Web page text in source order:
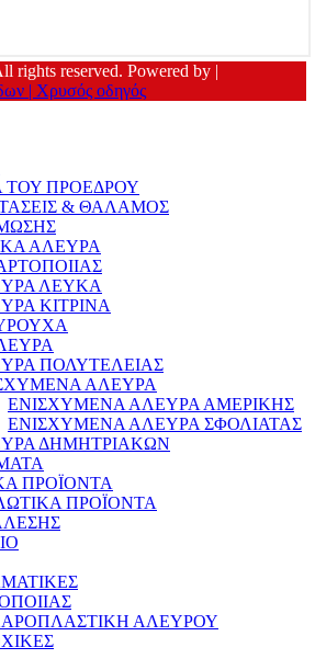
rights reserved. Powered by |
ΠΡΟΕΔΡΟΥ
& ΘΑΛΑΜΟΣ
ΑΛΕΥΡΑ
ΛΕΥΚΑ
ΚΙΤΡΙΝΑ
ΠΟΛΥΤΕΛΕΙΑΣ
ΑΛΕΥΡΑ
ΕΝΙΣΧΥΜΕΝΑ ΑΛΕΥΡΑ ΑΜΕΡΙΚΗΣ
ΕΝΙΣΧΥΜΕΝΑ ΑΛΕΥΡΑ ΣΦΟΛΙΑΤΑΣ
ΔΗΜΗΤΡΙΑΚΩΝ
ΠΡΟΪΟΝΤΑ
ΠΡΟΪΟΝΤΑ
ΑΛΕΥΡΟΥ